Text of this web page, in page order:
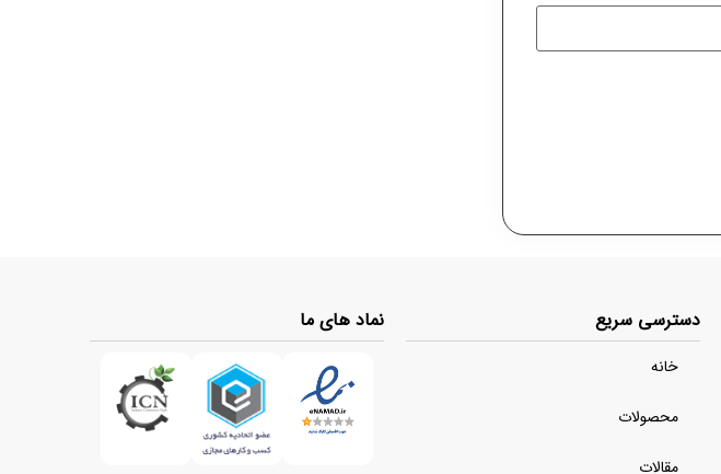
دسترسی سریع
خانه
محصولات
مقالات
نماد های ما